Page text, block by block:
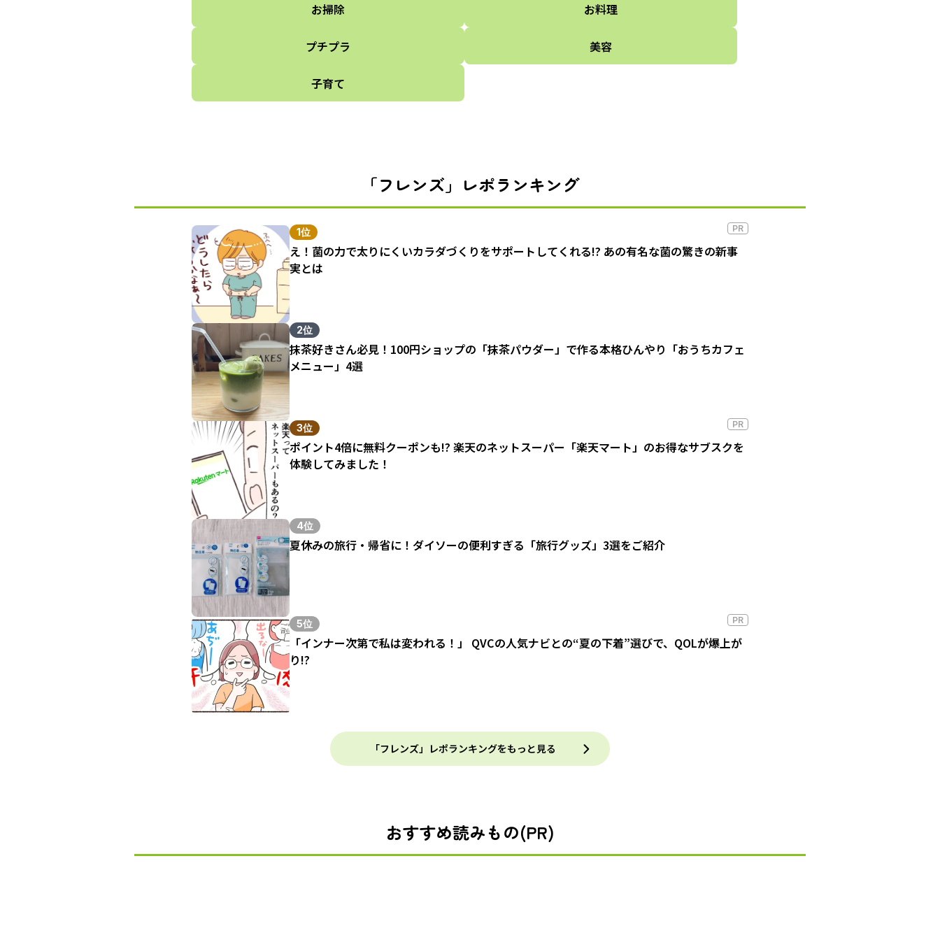
お掃除 お料理
プチプラ 美容
子育て
「フレンズ」レポランキング
1位 PR
え！菌の力で太りにくいカラダづくりをサポートしてくれる!? あの有名な菌の驚きの新事
実とは
2位
抹茶好きさん必見！100円ショップの「抹茶パウダー」で作る本格ひんやり「おうちカフェ
メニュー」4選
3位 PR
ポイント4倍に無料クーポンも!? 楽天のネットスーパー「楽天マート」のお得なサブスクを
体験してみました！
4位
夏休みの旅行・帰省に！ダイソーの便利すぎる「旅行グッズ」3選をご紹介
5位 PR
「インナー次第で私は変われる！」 QVCの人気ナビとの“夏の下着”選びで、QOLが爆上が
り!?
「フレンズ」レポランキングをもっと見る
おすすめ読みもの(PR)